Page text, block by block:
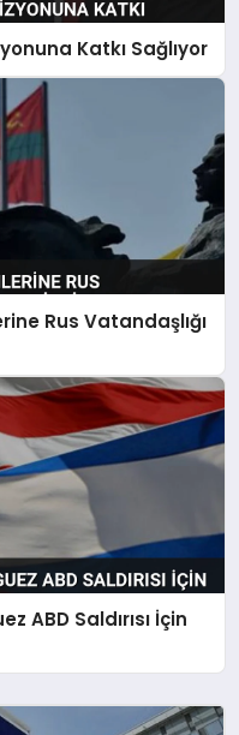
Katkı Sağlıyor
Rus Vatandaşlığı
ABD Saldırısı İçin